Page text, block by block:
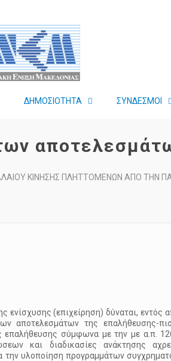
ΔΗΜΟΣΙΟΤΗΤΑ ΣΥΝΔΕΣΜΟΙ
ΚΙΝΗΣΗΣ ΠΛΗΤΤΟΜΕΝΩΝ ΑΠΟ ΤΗΝ
ενίσχυσης (επιχείρηση) δύναται, εντός
της επαλήθευσης-
επαλήθευσης σύμφωνα με την με α.π.
και διαδικασίες ανάκτησης
υλοποίηση προγραμμάτων